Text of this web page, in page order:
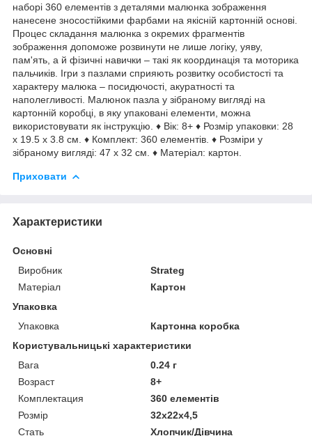
наборі 360 елементів з деталями малюнка зображення
нанесене зносостійкими фарбами на якісній картонній основі.
Процес складання малюнка з окремих фрагментів
зображення допоможе розвинути не лише логіку, уяву,
пам'ять, а й фізичні навички – такі як координація та моторика
пальчиків. Ігри з пазлами сприяють розвитку особистості та
характеру малюка – посидючості, акуратності та
наполегливості. Малюнок пазла у зібраному вигляді на
картонній коробці, в яку упаковані елементи, можна
використовувати як інструкцію. ♦ Вік: 8+ ♦ Розмір упаковки: 28
x 19.5 x 3.8 см. ♦ Комплект: 360 елементів. ♦ Розміри у
зібраному вигляді: 47 х 32 см. ♦ Матеріал: картон.
Приховати
Характеристики
Основні
Виробник
Strateg
Матеріал
Картон
Упаковка
Упаковка
Картонна коробка
Користувальницькі характеристики
Вага
0.24 г
Возраст
8+
Комплектация
360 елементів
Розмір
32х22х4,5
Стать
Хлопчик/Дiвчина